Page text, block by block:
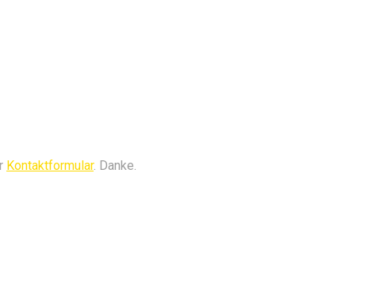
Kontaktformular. Danke.